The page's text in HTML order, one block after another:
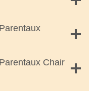
Chair